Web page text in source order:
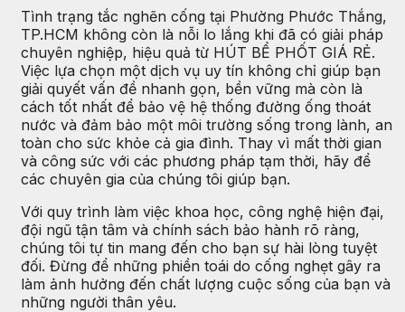
Tình trạng tắc nghẽn cống tại Phường Phước Thắng,
TP.HCM không còn là nỗi lo lắng khi đã có giải pháp
chuyên nghiệp, hiệu quả từ HÚT BỂ PHỐT GIÁ RẺ.
Việc lựa chọn một dịch vụ uy tín không chỉ giúp bạn
giải quyết vấn đề nhanh gọn, bền vững mà còn là
cách tốt nhất để bảo vệ hệ thống đường ống thoát
nước và đảm bảo một môi trường sống trong lành, an
toàn cho sức khỏe cả gia đình. Thay vì mất thời gian
và công sức với các phương pháp tạm thời, hãy để
các chuyên gia của chúng tôi giúp bạn.
Với quy trình làm việc khoa học, công nghệ hiện đại,
đội ngũ tận tâm và chính sách bảo hành rõ ràng,
chúng tôi tự tin mang đến cho bạn sự hài lòng tuyệt
đối. Đừng để những phiền toái do cống nghẹt gây ra
làm ảnh hưởng đến chất lượng cuộc sống của bạn và
những người thân yêu.